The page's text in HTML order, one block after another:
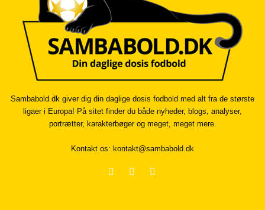
Sambabold.dk giver dig din daglige dosis fodbold med alt fra de største
ligaer i Europa! På sitet finder du både nyheder, blogs, analyser,
portrætter, karakterbøger og meget, meget mere.
Kontakt os: kontakt@sambabold.dk